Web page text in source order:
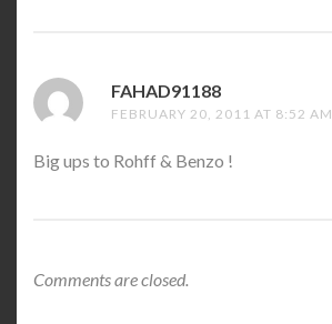
FAHAD91188
FEBRUARY 20, 2011 AT 8:52 AM
Big ups to Rohff & Benzo !
Comments are closed.